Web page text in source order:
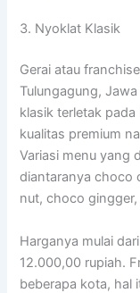
3. Nyoklat Klasik
Gerai atau
Tulungagung,
klasik terletak
kualitas premium
Variasi menu yang
diantaranya choco
nut, choco
Harganya mulai
12.000,00 rupiah.
beberapa kota, hal